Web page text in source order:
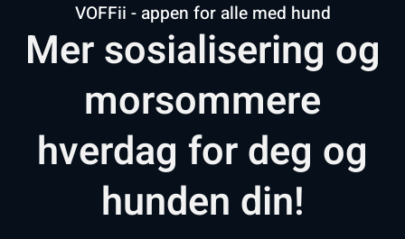
VOFFii - appen for alle med hund
Mer sosialisering og
morsommere
hverdag for deg og
hunden din!